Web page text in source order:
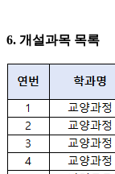
6. 개설과목 목록